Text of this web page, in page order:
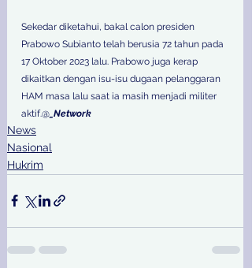
Sekedar diketahui, bakal calon presiden
Prabowo Subianto telah berusia 72 tahun pada
17 Oktober 2023 lalu. Prabowo juga kerap
dikaitkan dengan isu-isu dugaan pelanggaran
HAM masa lalu saat ia masih menjadi militer
aktif.@ _Network
News
Nasional
Hukrim